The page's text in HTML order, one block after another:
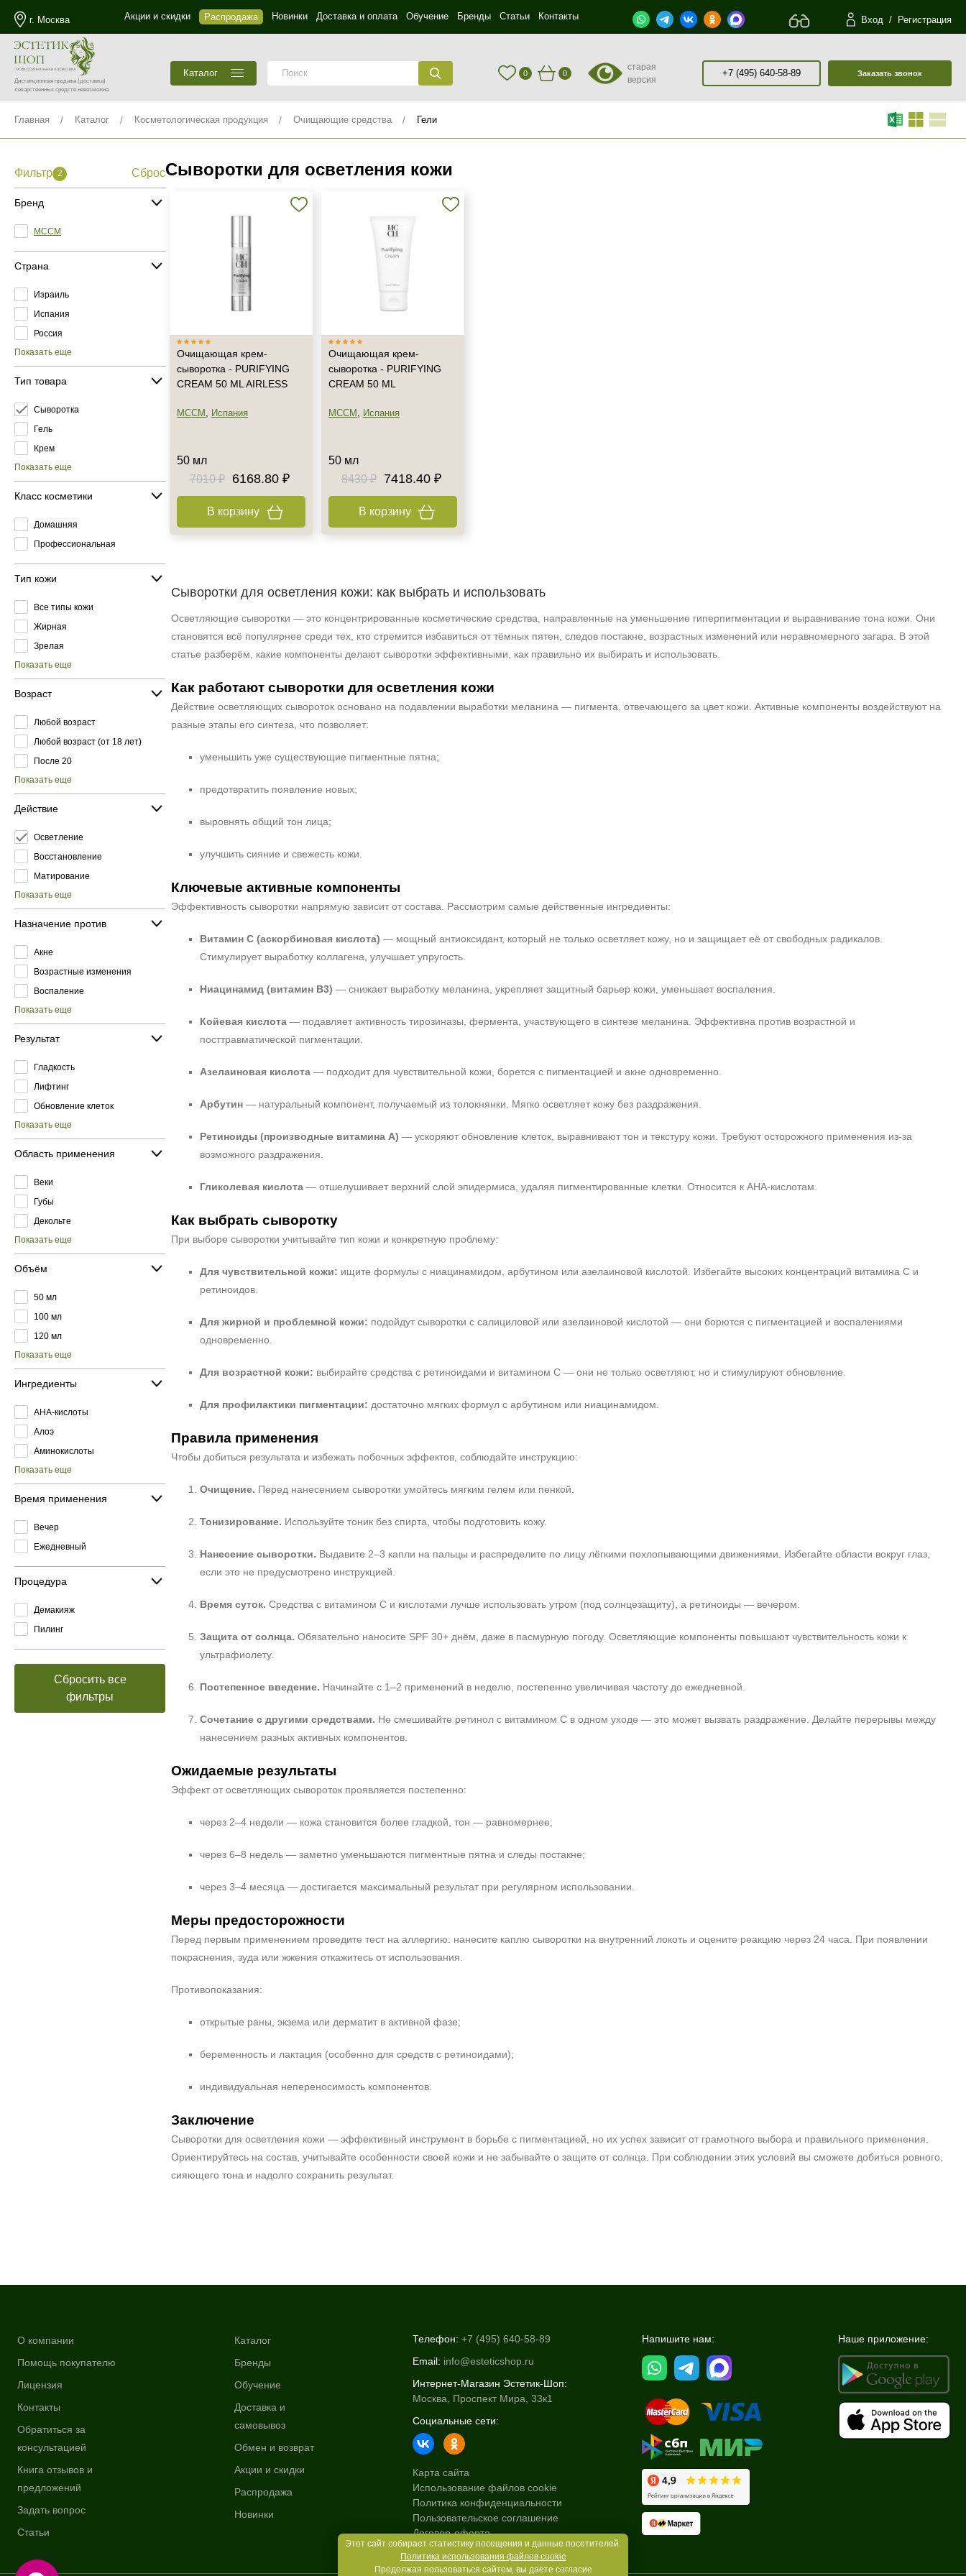
г. Москва Акции и скидки Распродажа Новинки Доставка и оплата Обучение Бренды Статьи Контакты Вход / Регистрация
Дистанционная продажа(доставка)
лекарственных средств невозможна
Каталог 0 0
старая
версия
+7 (495) 640-58-89 Заказать звонок
Главная Каталог Косметологическая продукция Очищающие средства Гели
Фильтр 2 Сброс
Бренд
MCCM
Страна
Израиль
Испания
Россия
Показать еще
Тип товара
Сыворотка
Гель
Крем
Показать еще
Класс косметики
Домашняя
Профессиональная
Тип кожи
Все типы кожи
Жирная
Зрелая
Показать еще
Возраст
Любой возраст
Любой возраст (от 18 лет)
После 20
Показать еще
Действие
Осветление
Восстановление
Матирование
Показать еще
Назначение против
Акне
Возрастные изменения
Воспаление
Показать еще
Результат
Гладкость
Лифтинг
Обновление клеток
Показать еще
Область применения
Веки
Губы
Декольте
Показать еще
Объём
50 мл
100 мл
120 мл
Показать еще
Ингредиенты
AHA-кислоты
Алоэ
Аминокислоты
Показать еще
Время применения
Вечер
Ежедневный
Процедура
Демакияж
Пилинг
Сбросить все
фильтры
Сыворотки для осветления кожи
Очищающая крем-
сыворотка - PURIFYING
CREAM 50 ML AIRLESS
MCCM , Испания
50 мл
7010 ₽
6168.80 ₽
В корзину
Очищающая крем-
сыворотка - PURIFYING
CREAM 50 ML
MCCM , Испания
50 мл
8430 ₽
7418.40 ₽
В корзину
Сыворотки для осветления кожи: как выбрать и использовать
Осветляющие сыворотки — это концентрированные косметические средства, направленные на уменьшение гиперпигментации и выравнивание тона кожи. Они
становятся всё популярнее среди тех, кто стремится избавиться от тёмных пятен, следов постакне, возрастных изменений или неравномерного загара. В этой
статье разберём, какие компоненты делают сыворотки эффективными, как правильно их выбирать и использовать.
Как работают сыворотки для осветления кожи
Действие осветляющих сывороток основано на подавлении выработки меланина — пигмента, отвечающего за цвет кожи. Активные компоненты воздействуют на
разные этапы его синтеза, что позволяет:
уменьшить уже существующие пигментные пятна;
предотвратить появление новых;
выровнять общий тон лица;
улучшить сияние и свежесть кожи.
Ключевые активные компоненты
Эффективность сыворотки напрямую зависит от состава. Рассмотрим самые действенные ингредиенты:
Витамин C (аскорбиновая кислота) — мощный антиоксидант, который не только осветляет кожу, но и защищает её от свободных радикалов.
Стимулирует выработку коллагена, улучшает упругость.
Ниацинамид (витамин B3) — снижает выработку меланина, укрепляет защитный барьер кожи, уменьшает воспаления.
Койевая кислота — подавляет активность тирозиназы, фермента, участвующего в синтезе меланина. Эффективна против возрастной и
посттравматической пигментации.
Азелаиновая кислота — подходит для чувствительной кожи, борется с пигментацией и акне одновременно.
Арбутин — натуральный компонент, получаемый из толокнянки. Мягко осветляет кожу без раздражения.
Ретиноиды (производные витамина A) — ускоряют обновление клеток, выравнивают тон и текстуру кожи. Требуют осторожного применения из‑за
возможного раздражения.
Гликолевая кислота — отшелушивает верхний слой эпидермиса, удаляя пигментированные клетки. Относится к AHA‑кислотам.
Как выбрать сыворотку
При выборе сыворотки учитывайте тип кожи и конкретную проблему:
Для чувствительной кожи: ищите формулы с ниацинамидом, арбутином или азелаиновой кислотой. Избегайте высоких концентраций витамина C и
ретиноидов.
Для жирной и проблемной кожи: подойдут сыворотки с салициловой или азелаиновой кислотой — они борются с пигментацией и воспалениями
одновременно.
Для возрастной кожи: выбирайте средства с ретиноидами и витамином C — они не только осветляют, но и стимулируют обновление.
Для профилактики пигментации: достаточно мягких формул с арбутином или ниацинамидом.
Правила применения
Чтобы добиться результата и избежать побочных эффектов, соблюдайте инструкцию:
Очищение. Перед нанесением сыворотки умойтесь мягким гелем или пенкой.
Тонизирование. Используйте тоник без спирта, чтобы подготовить кожу.
Нанесение сыворотки. Выдавите 2–3 капли на пальцы и распределите по лицу лёгкими похлопывающими движениями. Избегайте области вокруг глаз,
если это не предусмотрено инструкцией.
Время суток. Средства с витамином C и кислотами лучше использовать утром (под солнцезащиту), а ретиноиды — вечером.
Защита от солнца. Обязательно наносите SPF 30+ днём, даже в пасмурную погоду. Осветляющие компоненты повышают чувствительность кожи к
ультрафиолету.
Постепенное введение. Начинайте с 1–2 применений в неделю, постепенно увеличивая частоту до ежедневной.
Сочетание с другими средствами. Не смешивайте ретинол с витамином C в одном уходе — это может вызвать раздражение. Делайте перерывы между
нанесением разных активных компонентов.
Ожидаемые результаты
Эффект от осветляющих сывороток проявляется постепенно:
через 2–4 недели — кожа становится более гладкой, тон — равномернее;
через 6–8 недель — заметно уменьшаются пигментные пятна и следы постакне;
через 3–4 месяца — достигается максимальный результат при регулярном использовании.
Меры предосторожности
Перед первым применением проведите тест на аллергию: нанесите каплю сыворотки на внутренний локоть и оцените реакцию через 24 часа. При появлении
покраснения, зуда или жжения откажитесь от использования.
Противопоказания:
открытые раны, экзема или дерматит в активной фазе;
беременность и лактация (особенно для средств с ретиноидами);
индивидуальная непереносимость компонентов.
Заключение
Сыворотки для осветления кожи — эффективный инструмент в борьбе с пигментацией, но их успех зависит от грамотного выбора и правильного применения.
Ориентируйтесь на состав, учитывайте особенности своей кожи и не забывайте о защите от солнца. При соблюдении этих условий вы сможете добиться ровного,
сияющего тона и надолго сохранить результат.
О компании
Помощь покупателю
Лицензия
Контакты
Обратиться за
консультацией
Книга отзывов и
предложений
Задать вопрос
Статьи
Каталог
Бренды
Обучение
Доставка и
самовывоз
Обмен и возврат
Акции и скидки
Распродажа
Новинки
Телефон: +7 (495) 640-58-89
Email: info@esteticshop.ru
Интернет-Магазин Эстетик-Шоп:
Москва, Проспект Мира, 33к1
Социальные сети:
Карта сайта
Использование файлов cookie
Политика конфиденциальности
Пользовательское соглашение
Договор-оферта
Напишите нам: Наше приложение:
+7 (495) 640-58-89
+7 (929) 933-09-89
Этот сайт собирает статистику посещения и данные посетителей.
Политика использования файлов cookie
Продолжая пользоваться сайтом, вы даёте согласие